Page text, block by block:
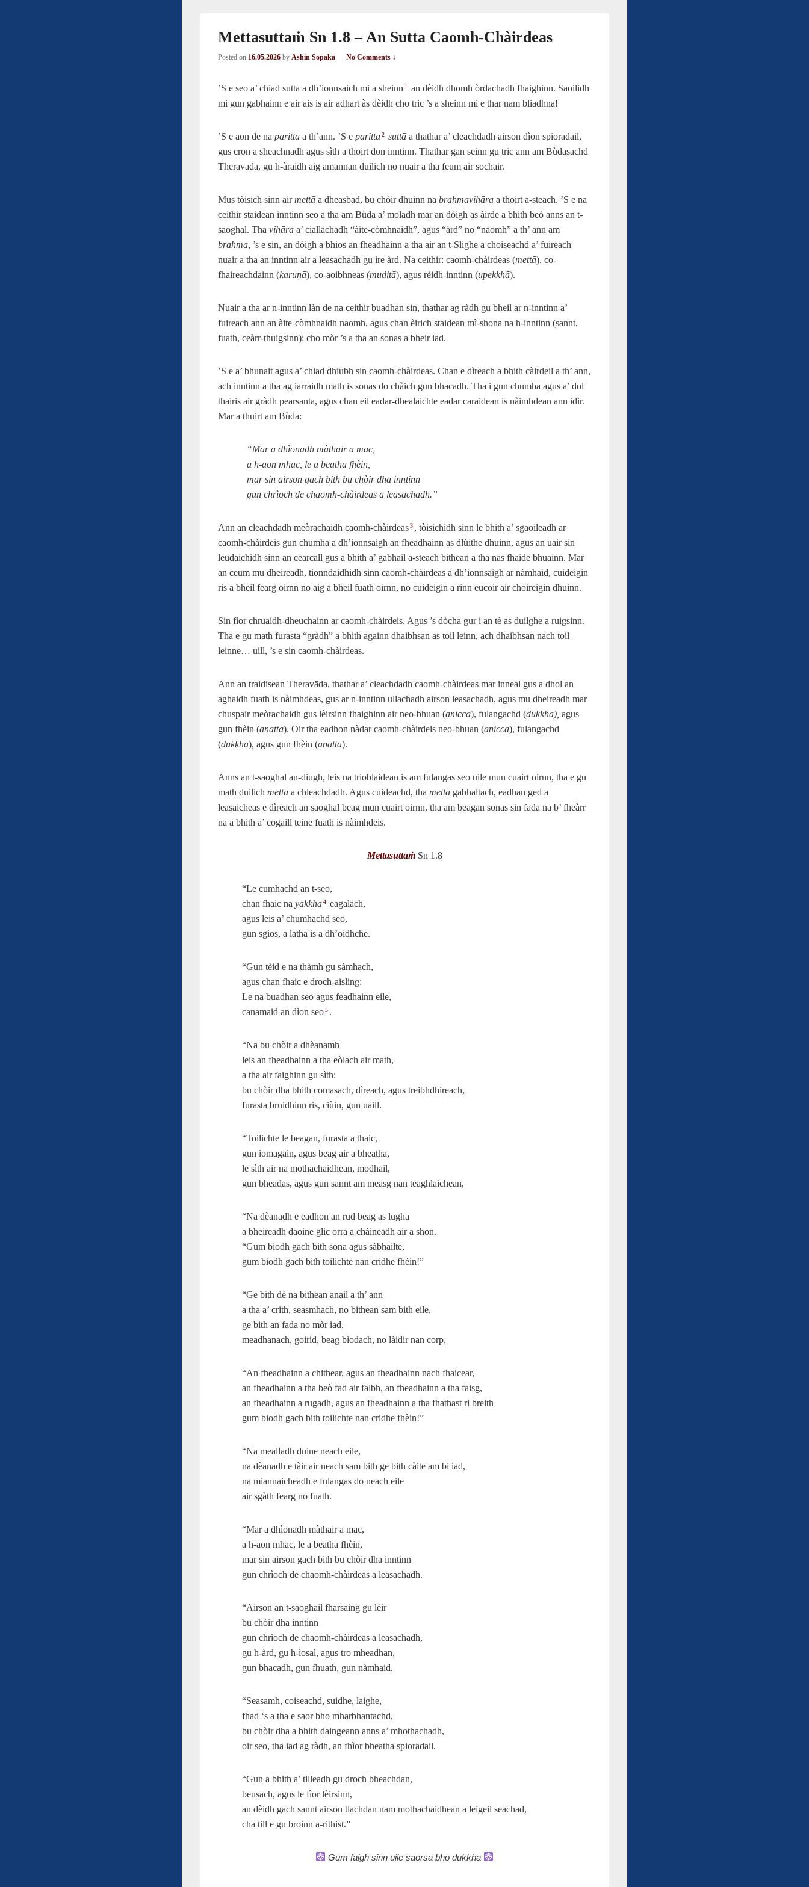
Mettasuttaṁ Sn 1.8 – An Sutta Caomh-Chàirdeas
Posted on 16.05.2026 by Ashin Sopāka — No Comments ↓
’S e seo a’ chiad sutta a dh’ionnsaich mi a sheinn 1
an dèidh dhomh òrdachadh fhaighinn. Saoilidh
mi gun gabhainn e air ais is air adhart às dèidh cho tric ’s a sheinn mi e thar nam bliadhna!
’S e aon de na paritta a th’ann. ’S e paritta2 suttā a thathar a’ cleachdadh airson dìon spioradail,
gus cron a sheachnadh agus sìth a thoirt don inntinn. Thathar gan seinn gu tric ann am Bùdasachd
Theravāda, gu h‑àraidh aig amannan duilich no nuair a tha feum air sochair.
Mus tòisich sinn airmettā a dheasbad, bu chòir dhuinn na brahmavihāra a thoirt a‑steach. ’S e na
ceithir staidean inntinn seo a tha am Bùda a’ moladh mar an dòigh as àirde a bhith beò anns an t-
saoghal. Tha vihāra a’ ciallachadh “àite-còmhnaidh”, agus “àrd” no “naomh” a th’ ann am
brahma, ’s e sin, an dòigh a bhios an fheadhainn a tha air an t‑Slighe a choiseachd a’ fuireach
nuair a tha an inntinn air a leasachadh gu ìre àrd. Na ceithir: caomh-chàirdeas (mettā), co-
fhaireachdainn (karuṇā), co-aoibhneas (muditā), agus rèidh-inntinn (upekkhā).
Nuair a tha ar n‑inntinn làn de na ceithir buadhan sin, thathar ag ràdh gu bheil ar n‑inntinn a’
fuireach ann an àite-còmhnaidh naomh, agus chan èirich staidean mì-shona na h‑inntinn (sannt,
fuath, ceàrr-thuigsinn); cho mòr ’s a tha an sonas a bheir iad.
’S e a’ bhunait agus a’ chiad dhiubh sin caomh-chàirdeas. Chan e dìreach a bhith càirdeil a th’ ann,
ach inntinn a tha ag iarraidh math is sonas do chàich gun bhacadh. Tha i gun chumha agus a’ dol
thairis air gràdh pearsanta, agus chan eil eadar-dhealaichte eadar caraidean is nàimhdean ann idir.
Mar a thuirt am Bùda:
“Mar a dhìonadh màthair a mac,
a h‑aon mhac, le a beatha fhèin,
mar sin airson gach bith bu chòir dha inntinn
gun chrìoch de chaomh-chàirdeas a leasachadh.”
Ann an cleachdadh meòrachaidh caomh-chàirdeas3 , tòisichidh sinn le bhith a’ sgaoileadh ar
caomh-chàirdeis gun chumha a dh’ionnsaigh an fheadhainn as dlùithe dhuinn, agus an uair sin
leudaichidh sinn an cearcall gus a bhith a’ gabhail a‑steach bithean a tha nas fhaide bhuainn. Mar
an ceum mu dheireadh, tionndaidhidh sinn caomh-chàirdeas a dh’ionnsaigh ar nàmhaid, cuideigin
ris a bheil fearg oirnn no aig a bheil fuath oirnn, no cuideigin a rinn eucoir air choireigin dhuinn.
Sin fìor chruaidh-dheuchainn ar caomh-chàirdeis. Agus ’s dòcha gur i an tè as duilghe a ruigsinn.
Tha e gu math furasta “gràdh” a bhith againn dhaibhsan as toil leinn, ach dhaibhsan nach toil
leinne… uill, ’s e sin caomh-chàirdeas.
Ann an traidisean Theravāda, thathar a’ cleachdadh caomh-chàirdeas mar inneal gus a dhol an
aghaidh fuath is nàimhdeas, gus ar n‑inntinn ullachadh airson leasachadh, agus mu dheireadh mar
chuspair meòrachaidh gus lèirsinn fhaighinn air neo-bhuan (anicca), fulangachd (dukkha), agus
gun fhèin (anatta). Oir tha eadhon nàdar caomh-chàirdeis neo-bhuan (anicca), fulangachd
(dukkha), agus gun fhèin (anatta).
Anns an t-saoghal an-diugh, leis na trioblaidean is am fulangas seo uile mun cuairt oirnn, tha e gu
math duilich mettā a chleachdadh. Agus cuideachd, tha mettā gabhaltach, eadhan ged a
leasaicheas e dìreach an saoghal beag mun cuairt oirnn, tha am beagan sonas sin fada na b’ fheàrr
na a bhith a’ cogaill teine fuath is nàimhdeis.
MettasuttaṁSn 1.8
“Le cumhachd an t‑seo,
chan fhaic na yakkha4 eagalach,
agus leis a’ chumhachd seo,
gun sgìos, a latha is a dh’oidhche.
“Gun tèid e na thàmh gu sàmhach,
agus chan fhaic e droch‑aisling;
Le na buadhan seo agus feadhainn eile,
canamaid an dìon seo5 .
“Na bu chòir a dhèanamh
leis an fheadhainn a tha eòlach air math,
a tha air faighinn gu sìth:
bu chòir dha bhith comasach, dìreach, agus treibhdhireach,
furasta bruidhinn ris, ciùin, gun uaill.
“Toilichte le beagan, furasta a thaic,
gun iomagain, agus beag air a bheatha,
le sìth air na mothachaidhean, modhail,
gun bheadas, agus gun sannt am measg nan teaghlaichean,
“Na dèanadh e eadhon an rud beag as lugha
a bheireadh daoine glic orra a chàineadh air a shon.
“Gum biodh gach bith sona agus sàbhailte,
gum biodh gach bith toilichte nan cridhe fhèin!”
“Ge bith dè na bithean anail a th’ ann –
a tha a’ crith, seasmhach, no bithean sam bith eile,
ge bith an fada no mòr iad,
meadhanach, goirid, beag bìodach, no làidir nan corp,
“An fheadhainn a chithear, agus an fheadhainn nach fhaicear,
an fheadhainn a tha beò fad air falbh, an fheadhainn a tha faisg,
an fheadhainn a rugadh, agus an fheadhainn a tha fhathast ri breith –
gum biodh gach bith toilichte nan cridhe fhèin!”
“Na mealladh duine neach eile,
na dèanadh e tàir air neach sam bith ge bith càite am bi iad,
na miannaicheadh e fulangas do neach eile
air sgàth fearg no fuath.
“Mar a dhìonadh màthair a mac,
a h‑aon mhac, le a beatha fhèin,
mar sin airson gach bith bu chòir dha inntinn
gun chrìoch de chaomh-chàirdeas a leasachadh.
“Airson an t‑saoghail fharsaing gu lèir
bu chòir dha inntinn
gun chrìoch de chaomh-chàirdeas a leasachadh,
gu h‑àrd, gu h‑ìosal, agus tro mheadhan,
gun bhacadh, gun fhuath, gun nàmhaid.
“Seasamh, coiseachd, suidhe, laighe,
fhad ‘s a tha e saor bho mharbhantachd,
bu chòir dha a bhith daingeann anns a’ mhothachadh,
oir seo, tha iad ag ràdh, an fhìor bheatha spioradail.
“Gun a bhith a’ tilleadh gu droch bheachdan,
beusach, agus le fìor lèirsinn,
an dèidh gach sannt airson tlachdan nam mothachaidhean a leigeil seachad,
cha till e gu broinn a‑rithist.”
Gum faigh sinn uile saorsa bho dukkha